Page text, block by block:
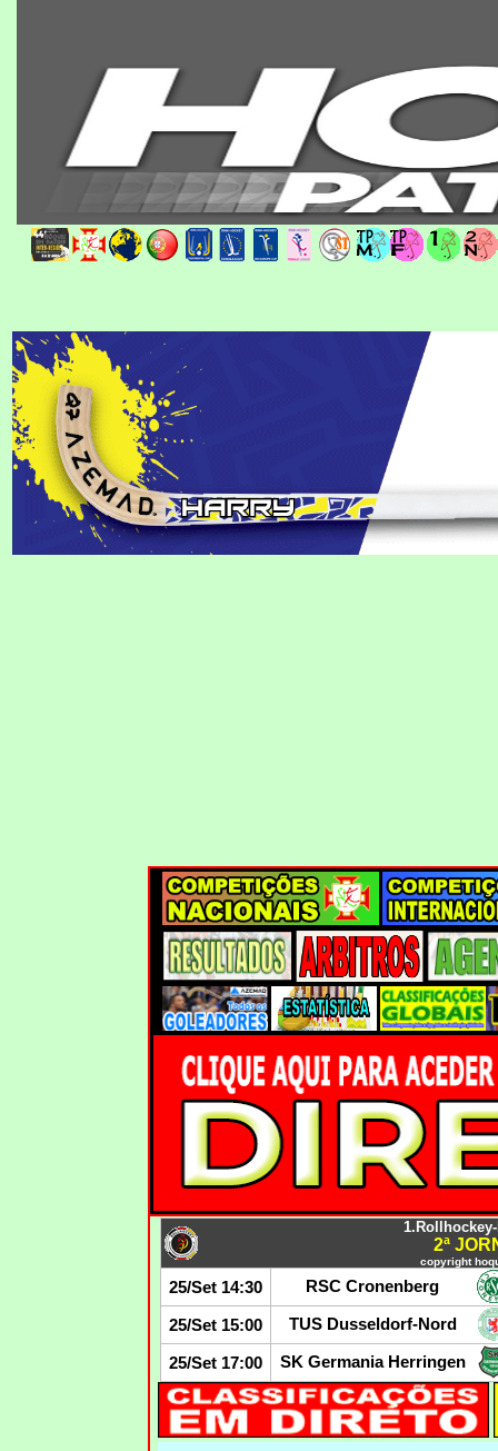
2ª
copyright
25/Set 14:30 RSC Cronenberg
25/Set 15:00 TUS Dusseldorf-Nord
25/Set 17:00 SK Germania Herringen